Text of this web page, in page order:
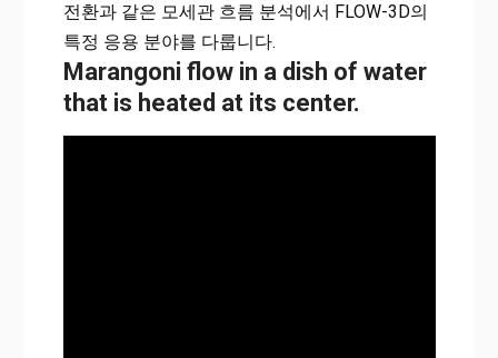
전환과 같은 모세관 흐름 분석에서 FLOW-3D의
특정 응용 분야를 다룹니다.
Marangoni flow in a dish of water
that is heated at its center.